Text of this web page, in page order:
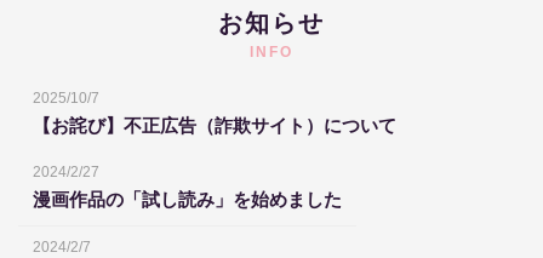
お知らせ
INFO
2025/10/7
【お詫び】不正広告（詐欺サイト）について
2024/2/27
漫画作品の「試し読み」を始めました
2024/2/7